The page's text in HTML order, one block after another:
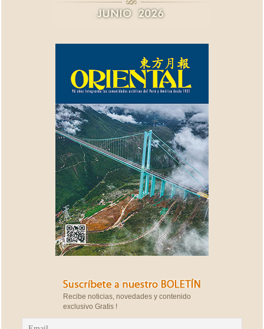
Recibe noticias, novedades y contenido
exclusivo Gratis !